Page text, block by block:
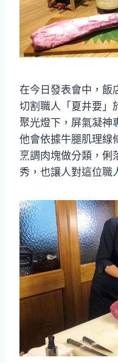
在今日發表會中，飯
切割職人「夏井要」
聚光燈下，屏氣凝神
他會依據牛腿肌理線
烹調肉塊做分類，俐
秀，也讓人對這位職